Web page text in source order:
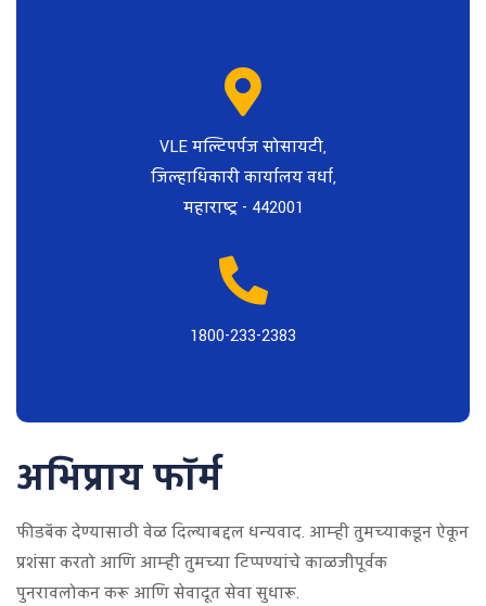
VLE मल्टिपर्पज सोसायटी,
जिल्हाधिकारी कार्यालय वर्धा,
महाराष्ट्र - 442001
1800-233-2383
अभिप्राय फॉर्म
फीडबॅक देण्यासाठी वेळ दिल्याबद्दल धन्यवाद. आम्ही तुमच्याकडून ऐकून
प्रशंसा करतो आणि आम्ही तुमच्या टिप्पण्यांचे काळजीपूर्वक
पुनरावलोकन करू आणि सेवादूत सेवा सुधारू.